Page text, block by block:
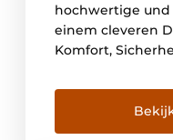
hochwertige
einem cleveren
Komfort,
einen
Garagentor
Lösungen, die